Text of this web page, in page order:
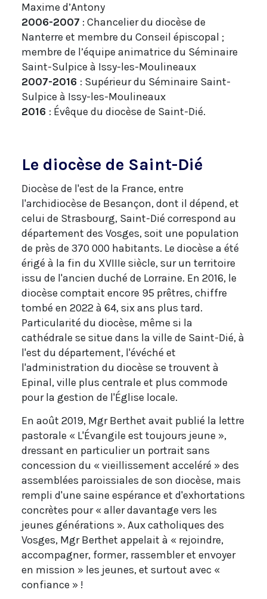
Maxime d’Antony
2006-2007 : Chancelier du diocèse de
Nanterre et membre du Conseil épiscopal ;
membre de l’équipe animatrice du Séminaire
Saint-Sulpice à Issy-les-Moulineaux
2007-2016 : Supérieur du Séminaire Saint-
Sulpice à Issy-les-Moulineaux
2016 : Évêque du diocèse de Saint-Dié.
Le diocèse de Saint-Dié
Diocèse de l'est de la France, entre
l'archidiocèse de Besançon, dont il dépend, et
celui de Strasbourg, Saint-Dié correspond au
département des Vosges, soit une population
de près de 370 000 habitants. Le diocèse a été
érigé à la fin du XVIIIe siècle, sur un territoire
issu de l'ancien duché de Lorraine. En 2016, le
diocèse comptait encore 95 prêtres, chiffre
tombé en 2022 à 64, six ans plus tard.
Particularité du diocèse, même si la
cathédrale se situe dans la ville de Saint-Dié, à
l'est du département, l'évéché et
l'administration du diocèse se trouvent à
Epinal, ville plus centrale et plus commode
pour la gestion de l'Église locale.
En août 2019, Mgr Berthet avait publié la lettre
pastorale « L'Évangile est toujours jeune »,
dressant en particulier un portrait sans
concession du « vieillissement acceléré » des
assemblées paroissiales de son diocèse, mais
rempli d'une saine espérance et d'exhortations
concrètes pour « aller davantage vers les
jeunes générations ». Aux catholiques des
Vosges, Mgr Berthet appelait à « rejoindre,
accompagner, former, rassembler et envoyer
en mission » les jeunes, et surtout avec «
confiance » !